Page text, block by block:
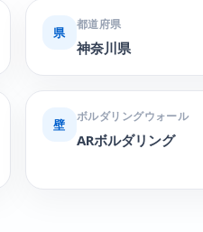
県
都道府県
神奈川県
壁
ボルダリングウォール
ARボルダリング